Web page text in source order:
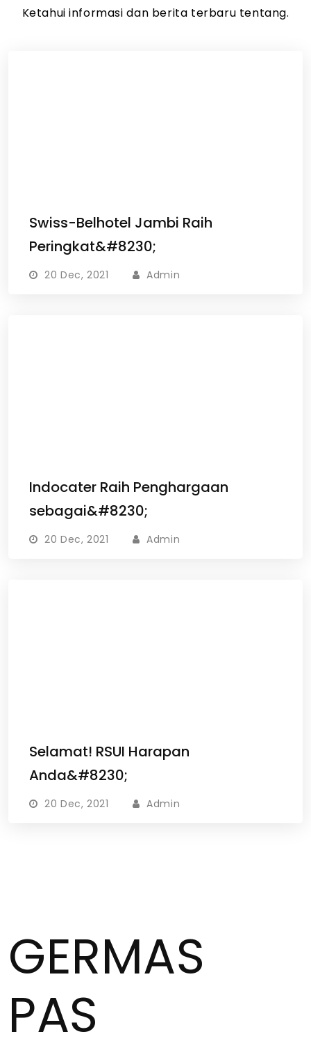
Ketahui informasi dan berita terbaru tentang.
Swiss-Belhotel Jambi Raih
Peringkat&#8230;
20 Dec, 2021 Admin
Indocater Raih Penghargaan
sebagai&#8230;
20 Dec, 2021 Admin
Selamat! RSUI Harapan
Anda&#8230;
20 Dec, 2021 Admin
GERMAS
PAS